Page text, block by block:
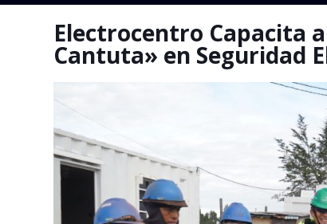
Electrocentro Capacita
Cantuta» en Seguridad